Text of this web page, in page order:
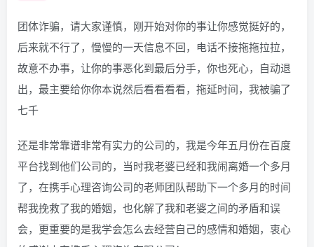
团体诈骗，请大家谨慎，刚开始对你的事让你感觉挺好的，
后来就不行了，慢慢的一天信息不回，电话不接拖拖拉拉，
故意不办事，让你的事恶化到最后分手，你也死心，自动退
出，最主要给你你本说然后看看看看，拖延时间，我被骗了
七千
还是非常靠谱非常有实力的公司的，我是今年五月份在百度
平台找到他们公司的，当时我老婆已经和我闹离婚一个多月
了，在携手心理咨询公司的老师团队帮助下一个多月的时间
帮我挽救了我的婚姻，也化解了我和老婆之间的矛盾和误
会，更重要的是我学会怎么去经营自己的感情和婚姻，衷心